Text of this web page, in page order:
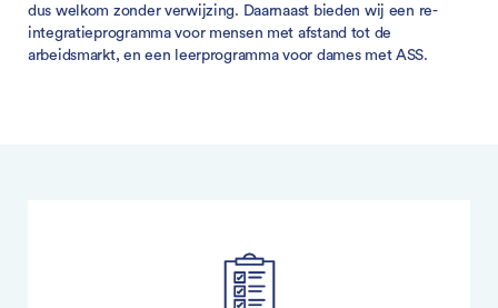
dus welkom zonder verwijzing. Daarnaast bieden wij een re-
integratieprogramma voor mensen met afstand tot de
arbeidsmarkt, en een leerprogramma voor dames met ASS.